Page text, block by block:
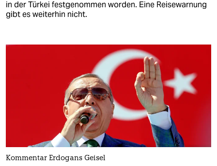
in der Türkei festgenommen worden. Eine Reisewarnung
gibt es weiterhin nicht.
Kommentar Erdogans Geisel